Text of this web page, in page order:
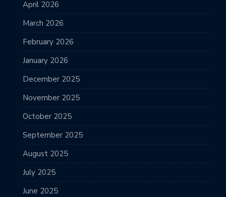
April 2026
March 2026
February 2026
January 2026
December 2025
November 2025
October 2025
September 2025
August 2025
July 2025
June 2025